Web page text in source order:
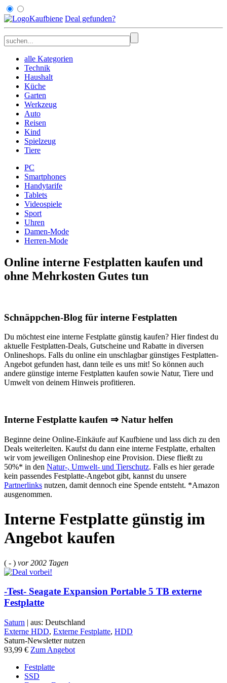
Kaufbiene Deal gefunden?
alle Kategorien
Technik
Haushalt
Küche
Garten
Werkzeug
Auto
Reisen
Kind
Spielzeug
Tiere
PC
Smartphones
Handytarife
Tablets
Videospiele
Sport
Uhren
Damen-Mode
Herren-Mode
Online interne Festplatten kaufen und
ohne Mehrkosten Gutes tun
Schnäppchen-Blog für interne Festplatten
Du möchtest eine interne Festplatte günstig kaufen? Hier findest du
aktuelle Festplatten-Deals, Gutscheine und Rabatte in diversen
Onlineshops. Falls du online ein unschlagbar günstiges Festplatten-
Angebot gefunden hast, dann teile es uns mit! So können auch
andere günstige interne Festplatten kaufen sowie Natur, Tiere und
Umwelt von deinem Hinweis profitieren.
Interne Festplatte kaufen ⇒ Natur helfen
Beginne deine Online-Einkäufe auf Kaufbiene und lass dich zu den
Deals weiterleiten. Kaufst du dann eine interne Festplatte, erhalten
wir vom jeweiligen Onlineshop eine Provision. Diese fließt zu
50%* in den Natur-, Umwelt- und Tierschutz. Falls es hier gerade
kein passendes Festplatte-Angebot gibt, kannst du unsere
Partnerlinks nutzen, damit dennoch eine Spende entsteht. *Amazon
ausgenommen.
Interne Festplatte günstig im
Angebot kaufen
( - ) vor2002 Tagen
-Test- Seagate Expansion Portable 5 TB externe
Festplatte
Saturn | aus: Deutschland
Externe HDD, Externe Festplatte, HDD
Saturn-Newsletter nutzen
93,99 € Zum Angebot
Festplatte
SSD